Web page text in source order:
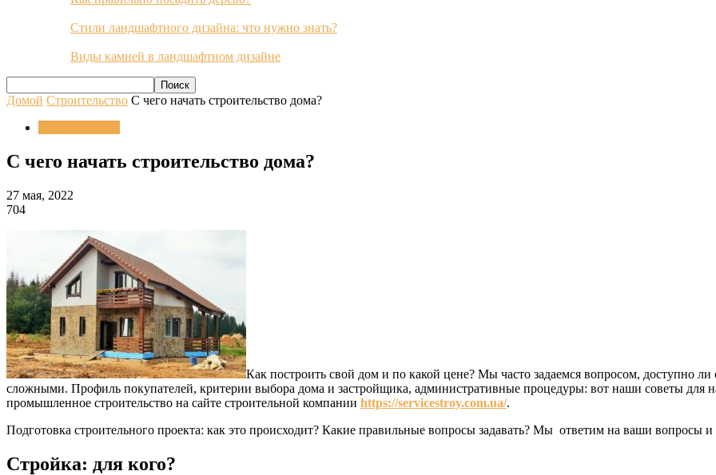
Стили ландшафтного дизайна: что нужно знать?
Виды камней в ландшафтном дизайне
Домой Строительство С чего начать строительство дома?
С чего начать строительство дома?
27 мая, 2022
704
Как построить свой дом и по какой цене? Мы часто задаемся вопросом, доступно
сложными. Профиль покупателей, критерии выбора дома и застройщика, административные процедуры: вот наши советы для
промышленное строительство на сайте строительной компании https://servicestroy.com.ua/.
Подготовка строительного проекта: как это происходит? Какие правильные вопросы задавать? Мы ответим на ваши вопросы
Стройка: для кого?